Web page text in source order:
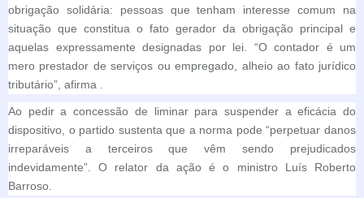
obrigação solidária: pessoas que tenham interesse comum na
situação que constitua o fato gerador da obrigação principal e
aquelas expressamente designadas por lei. “O contador é um
mero prestador de serviços ou empregado, alheio ao fato jurídico
tributário”, afirma .
Ao pedir a concessão de liminar para suspender a eficácia do
dispositivo, o partido sustenta que a norma pode “perpetuar danos
irreparáveis a terceiros que vêm sendo prejudicados
indevidamente”. O relator da ação é o ministro Luís Roberto
Barroso.